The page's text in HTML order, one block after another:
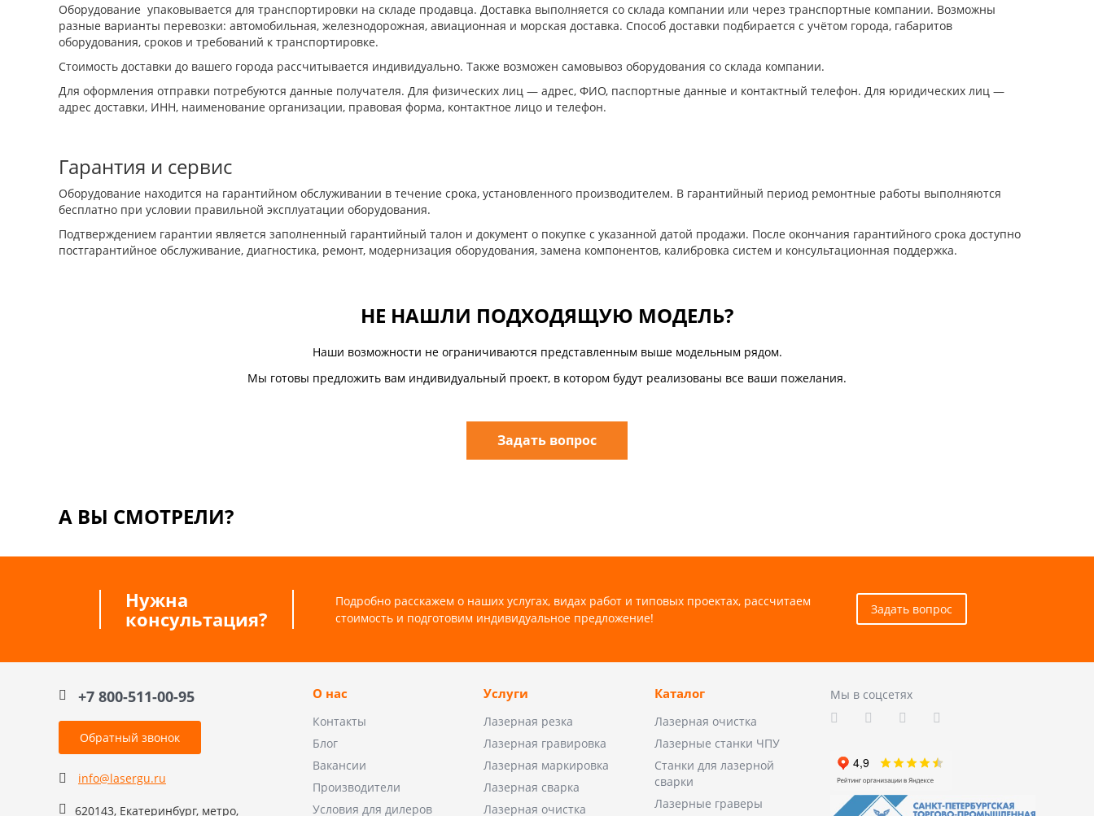
Оборудование упаковывается для транспортировки на складе продавца. Доставка выполняется со склада компании или через транспортные компании. Возможны
разные варианты перевозки: автомобильная, железнодорожная, авиационная и морская доставка. Способ доставки подбирается с учётом города, габаритов
оборудования, сроков и требований к транспортировке.
Стоимость доставки до вашего города рассчитывается индивидуально. Также возможен самовывоз оборудования со склада компании.
Для оформления отправки потребуются данные получателя. Для физических лиц — адрес, ФИО, паспортные данные и контактный телефон. Для юридических лиц —
адрес доставки, ИНН, наименование организации, правовая форма, контактное лицо и телефон.
Гарантия и сервис
Оборудование находится на гарантийном обслуживании в течение срока, установленного производителем. В гарантийный период ремонтные работы выполняются
бесплатно при условии правильной эксплуатации оборудования.
Подтверждением гарантии является заполненный гарантийный талон и документ о покупке с указанной датой продажи. После окончания гарантийного срока доступно
постгарантийное обслуживание, диагностика, ремонт, модернизация оборудования, замена компонентов, калибровка систем и консультационная поддержка.
НЕ НАШЛИ ПОДХОДЯЩУЮ МОДЕЛЬ?
Наши возможности не ограничиваются представленным выше модельным рядом.
Мы готовы предложить вам индивидуальный проект, в котором будут реализованы все ваши пожелания.
Задать вопрос
А ВЫ СМОТРЕЛИ?
Нужна
консультация?
Подробно расскажем о наших услугах, видах работ и типовых проектах, рассчитаем
стоимость и подготовим индивидуальное предложение!
Задать вопрос
+7 800-511-00-95
Обратный звонок
info@lasergu.ru
620143, Екатеринбург, метро,
О нас
Контакты
Блог
Вакансии
Производители
Условия для дилеров
Услуги
Лазерная резка
Лазерная гравировка
Лазерная маркировка
Лазерная сварка
Лазерная очистка
Каталог
Лазерная очистка
Лазерные станки ЧПУ
Станки для лазерной
сварки
Лазерные граверы
Мы в соцсетях